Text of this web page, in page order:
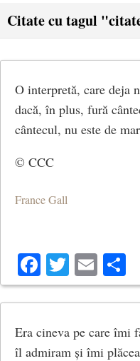
Citate cu tagul
O interpretă, care deja
dacă, în plus, fură
cântecul, nu este de
© CCC
France Gall
Facebook
Twitter
Email
Era cineva pe care îmi
îl admiram și îmi